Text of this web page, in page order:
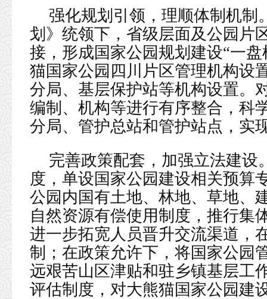
强化规划引领，理顺体制机制
划》统领下，省级层面及公园片
接，形成国家公园规划建设“一
猫国家公园四川片区管理机构设
分局、基层保护站等机构设置。
编制、机构等进行有序整合，科
分局、管护总站和管护站点，实
完善政策配套，加强立法建设
度，单设国家公园建设相关预算
公园内国有土地、林地、草地、
自然资源有偿使用制度，推行集
进一步拓宽人员晋升交流渠道，
制；在政策允许下，将国家公园
远艰苦山区津贴和驻乡镇基层工
评估制度，对大熊猫国家公园建